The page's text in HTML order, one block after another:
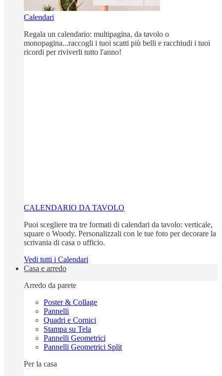
Calendari
Regala un calendario: multipagina, da tavolo o
monopagina...raccogli i tuoi scatti più belli e racchiudi i tuoi
ricordi per riviverli tutto l'anno!
CALENDARIO DA TAVOLO
Puoi scegliere tra tre formati di calendari da tavolo: verticale,
square o Woody. Personalizzali con le tue foto per decorare la
scrivania di casa o ufficio.
Vedi tutti i Calendari
Casa e arredo
Arredo da parete
Poster & Collage
Pannelli
Quadri e Cornici
Stampa su Tela
Pannelli Geometrici
Pannelli Geometrici Split
Per la casa